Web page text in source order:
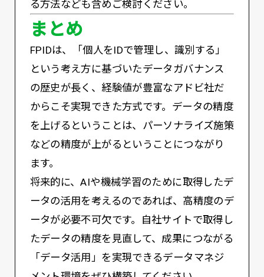
る方法なども含めご検討ください。
まとめ
FPIDは、「個人をIDで管理し、識別する」
という考え方に基づいたデータガバナンス
の歴史が長く、経験値が豊富なアドビ社だ
からこそ実現できた方式です。データの精度
を上げるということは、パーソナライズ施策
などの精度が上がるということにつながり
ます。
将来的に、AIや機械学習のために取得したデ
ータの活用を考えるのであれば、高精度のデ
ータが必要不可欠です。自社サイトで取得し
たデータの精度を見直して、成果につながる
「データ活用」を実現できるデータマネジ